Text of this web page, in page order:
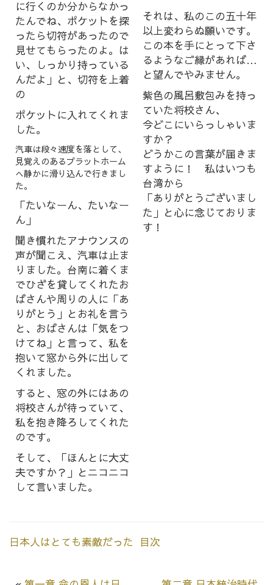
に行くのか分からなかっ
たんでね、ポケットを探
ったら切符があったので
見せてもらったのよ。は
い、しっかり持っている
んだよ」と、切符を上着
の
ポケットに入れてくれま
した。
汽車は段々速度を落として、
見覚えのあるプラットホーム
へ静かに滑り込んで行きまし
た。
「たいなーん、たいなー
ん」
聞き慣れたアナウンスの
声が聞こえ、汽車は止ま
りました。台南に着くま
でひざを貸してくれたお
ばさんや周りの人に「あ
りがとう」とお礼を言う
と、おばさんは「気をつ
けてね」と言って、私を
抱いて窓から外に出して
くれました。
すると、窓の外にはあの
将校さんが待っていて、
私を抱き降ろしてくれた
のです。
そして、「ほんとに大丈
夫ですか？」とニコニコ
して言いました。
それは、私のこの五十年
以上変わらぬ願いです。
この本を手にとって下さ
るようなご縁があれば…
と望んでやみません。
紫色の風呂敷包みを持っ
ていた将校さん、
今どこにいらっしゃいま
すか？
どうかこの言葉が届きま
すように！ 私はいつも
台湾から
「ありがとうございまし
た」と心に念じておりま
す！
日本人はとても素敵だった 目次